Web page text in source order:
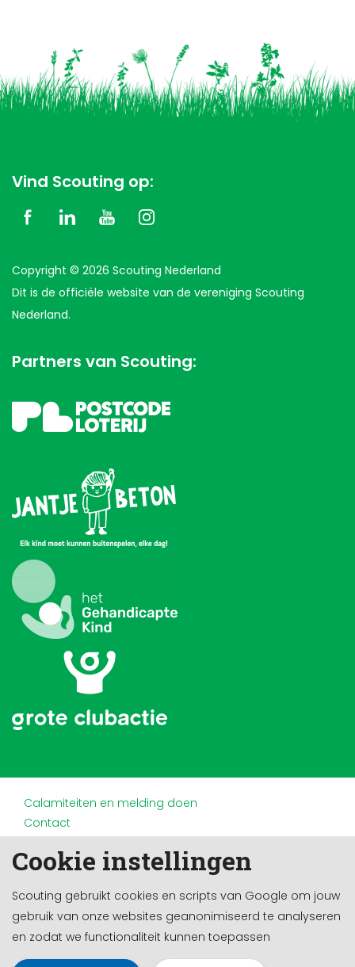
Cookie instellingen
Scouting gebruikt cookies en scripts van Google om jouw
gebruik van onze websites geanonimiseerd te analyseren
en zodat we functionaliteit kunnen toepassen
Vind Scouting op:
Copyright © 2026 Scouting Nederland
Dit is de officiële website van de vereniging Scouting
Nederland.
Partners van Scouting:
Calamiteiten en melding doen
Contact
Doneren en nalaten
Privacy
Werken bij
Cookie-instellingen
Ontwikkeld door a&m impact